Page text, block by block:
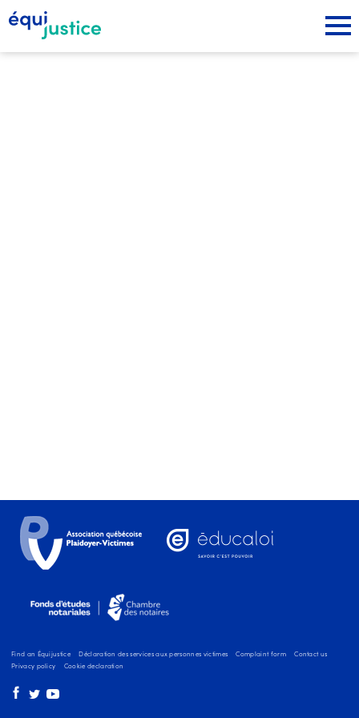
Find an Équijustice Déclaration des services aux personnes victimes Complaint form
Contact us
Privacy policy
Cookie declaration